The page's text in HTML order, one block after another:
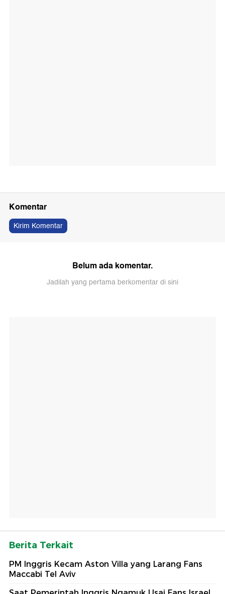
Komentar
Kirim Komentar
Belum ada komentar.
Jadilah yang pertama berkomentar di sini
Berita Terkait
PM Inggris Kecam Aston Villa yang Larang Fans
Maccabi Tel Aviv